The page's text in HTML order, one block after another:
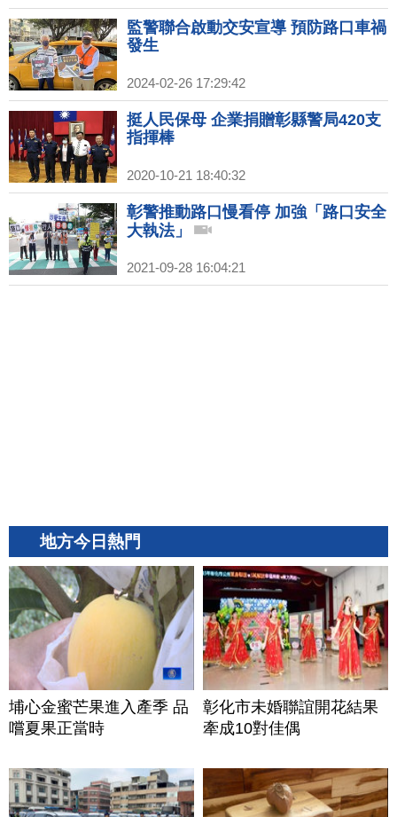
監警聯合啟動交安宣導 預防路口車禍
發生
2024-02-26 17:29:42
挺人民保母 企業捐贈彰縣警局420支
指揮棒
2020-10-21 18:40:32
彰警推動路口慢看停 加強「路口安全
大執法」
2021-09-28 16:04:21
地方今日熱門
埔心金蜜芒果進入產季 品
嚐夏果正當時
彰化市未婚聯誼開花結果
牽成10對佳偶